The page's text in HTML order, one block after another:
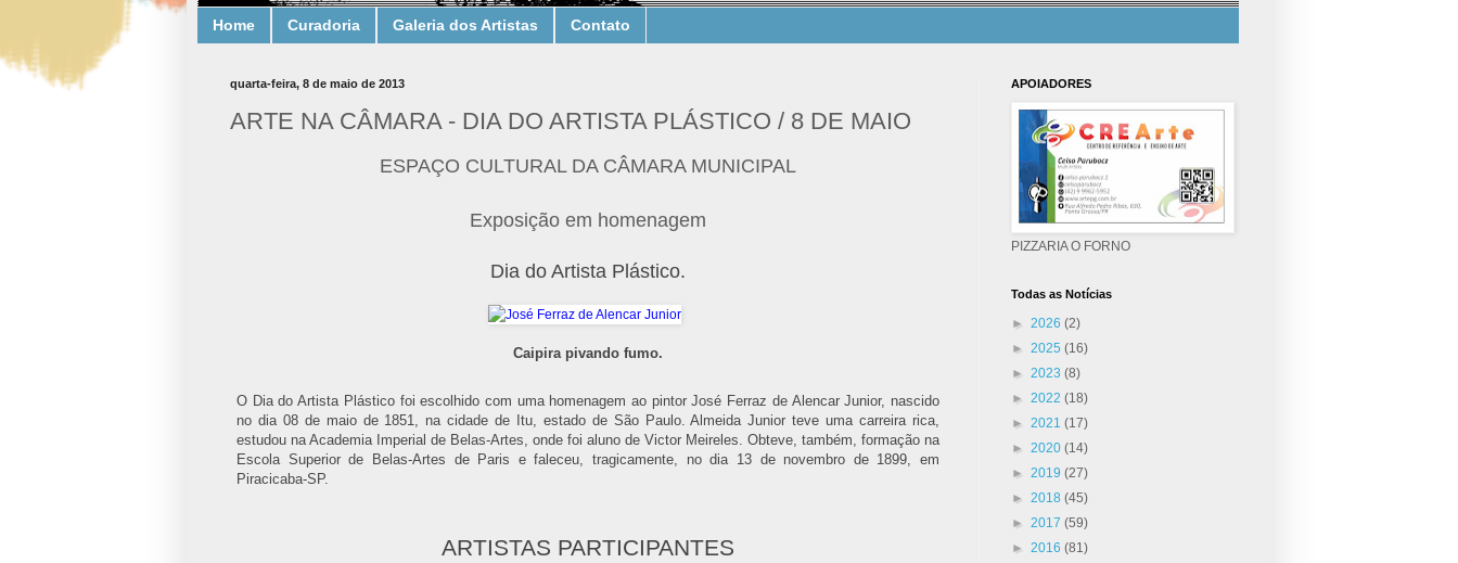
Home Curadoria Galeria dos Artistas Contato
quarta-feira, 8 de maio de 2013
ARTE NA CÂMARA - DIA DO ARTISTA PLÁSTICO / 8 DE MAIO
ESPAÇO CULTURAL DA CÂMARA MUNICIPAL
Exposição em homenagem
Dia do Artista Plástico.
Caipira pivando fumo.
O Dia do Artista Plástico foi escolhido com uma homenagem ao pintor José Ferraz de Alencar Junior, nascido
no dia 08 de maio de 1851, na cidade de Itu, estado de São Paulo. Almeida Junior teve uma carreira rica,
estudou na Academia Imperial de Belas-Artes, onde foi aluno de Victor Meireles. Obteve, também, formação na
Escola Superior de Belas-Artes de Paris e faleceu, tragicamente, no dia 13 de novembro de 1899, em
Piracicaba-SP.
ARTISTAS PARTICIPANTES
APOIADORES
PIZZARIA O FORNO
Todas as Notícias
► 2026 (2)
► 2025 (16)
► 2023 (8)
► 2022 (18)
► 2021 (17)
► 2020 (14)
► 2019 (27)
► 2018 (45)
► 2017 (59)
► 2016 (81)